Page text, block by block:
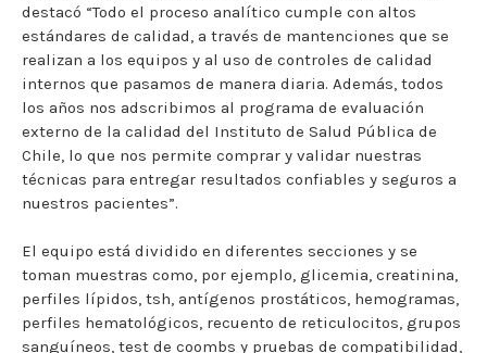
destacó “Todo el proceso analítico cumple con altos
estándares de calidad, a través de mantenciones que se
realizan a los equipos y al uso de controles de calidad
internos que pasamos de manera diaria. Además, todos
los años nos adscribimos al programa de evaluación
externo de la calidad del Instituto de Salud Pública de
Chile, lo que nos permite comprar y validar nuestras
técnicas para entregar resultados confiables y seguros a
nuestros pacientes”.
El equipo está dividido en diferentes secciones y se
toman muestras como, por ejemplo, glicemia, creatinina,
perfiles lípidos, tsh, antígenos prostáticos, hemogramas,
perfiles hematológicos, recuento de reticulocitos, grupos
sanguíneos, test de coombs y pruebas de compatibilidad,